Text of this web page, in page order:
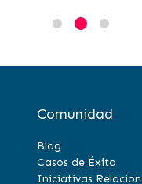
Comunidad
Blog
Casos de Éxito
Iniciativas